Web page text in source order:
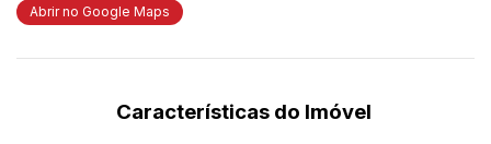
Abrir no Google Maps
Características do Imóvel